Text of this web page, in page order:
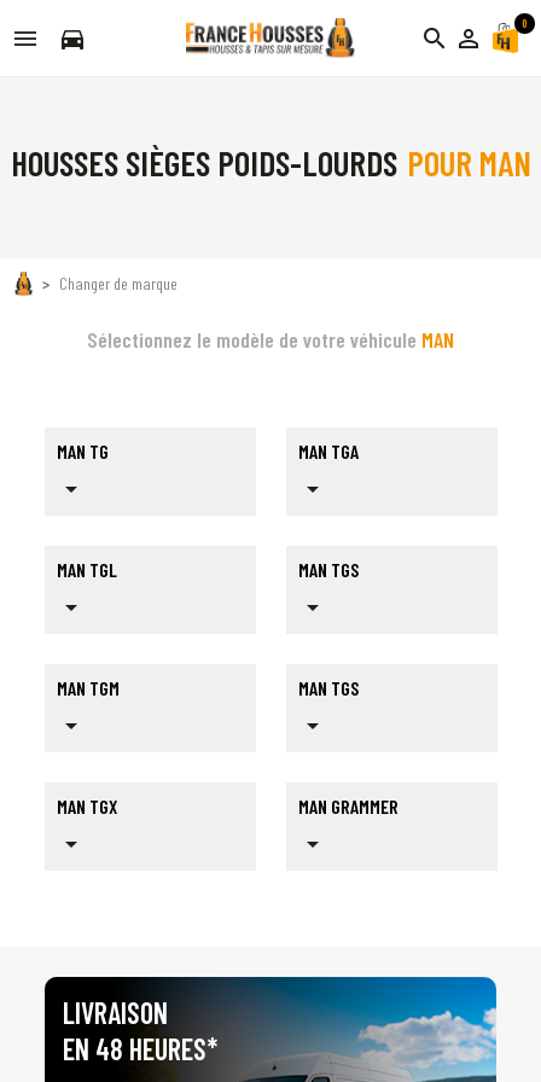
directions_car search person_outline
0
HOUSSES SIÈGES POIDS-LOURDS POUR MAN
Changer de marque
Sélectionnez le modèle de votre véhicule MAN
MAN TG
arrow_drop_down
MAN TGA
arrow_drop_down
MAN TGL
arrow_drop_down
MAN TGS
arrow_drop_down
MAN TGM
arrow_drop_down
MAN TGS
arrow_drop_down
MAN TGX
arrow_drop_down
MAN GRAMMER
arrow_drop_down
LIVRAISON
EN 48 HEURES*